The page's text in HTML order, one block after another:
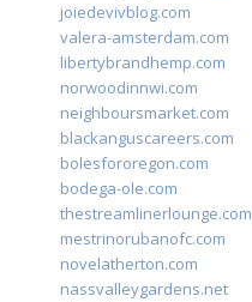
joiedevivblog.com
valera-amsterdam.com
libertybrandhemp.com
norwoodinnwi.com
neighboursmarket.com
blackanguscareers.com
bolesfororegon.com
bodega-ole.com
thestreamlinerlounge.com
mestrinorubanofc.com
novelatherton.com
nassvalleygardens.net